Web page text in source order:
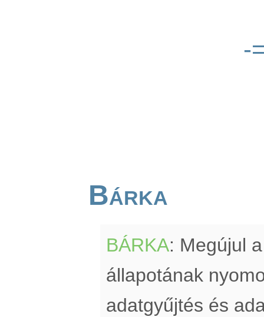
-
Bárka
BÁRKA: Megújul
állapotának
adatgyűjtés és